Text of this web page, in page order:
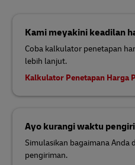
Kami meyakini keadilan
Coba kalkulator penetapan
lebih lanjut.
Kalkulator Penetapan Harga
Ayo kurangi waktu
Simulasikan bagaimana
pengiriman.